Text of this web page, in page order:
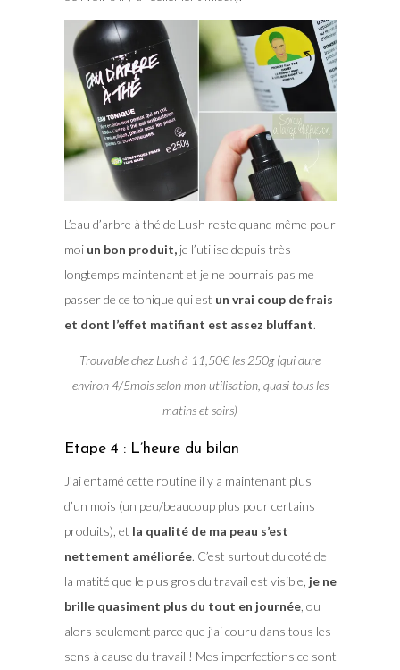
L’eau d’arbre à thé de Lush reste quand même pour
moiun bon produit,je l’utilise depuis très
longtemps maintenant et je ne pourrais pas me
passer de ce tonique qui est un vrai coup de frais
et dont l’effet matifiant est assez bluffant.
Trouvable chez Lush à 11,50€ les 250g (qui dure
environ 4/5mois selon mon utilisation, quasi tous les
matins et soirs)
Etape 4 : L’heure du bilan
J’ai entamé cette routine il y a maintenant plus
d’un mois (un peu/beaucoup plus pour certains
produits), et la qualité de ma peau s’est
nettement améliorée. C’est surtout du coté de
la matité que le plus gros du travail est visible, je ne
brille quasiment plus du tout en journée, ou
alors seulement parce que j’ai couru dans tous les
sens à cause du travail ! Mes imperfections ce sont